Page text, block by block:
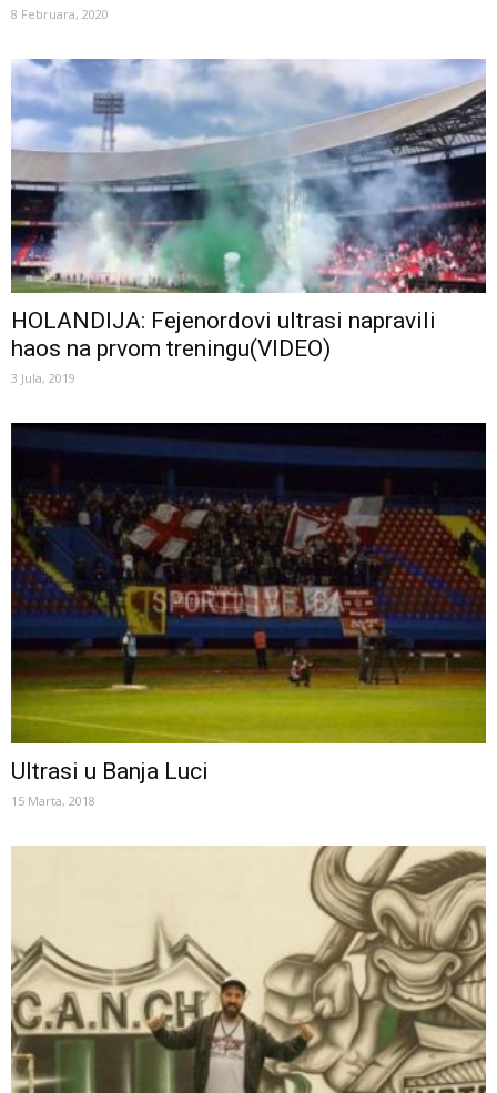
8 Februara, 2020
HOLANDIJA: Fejenordovi ultrasi napravili
haos na prvom treningu(VIDEO)
3 Jula, 2019
Ultrasi u Banja Luci
15 Marta, 2018